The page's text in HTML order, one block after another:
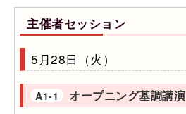
主催者セッション
5月28日（火）
A1-1 オープニング基調講演